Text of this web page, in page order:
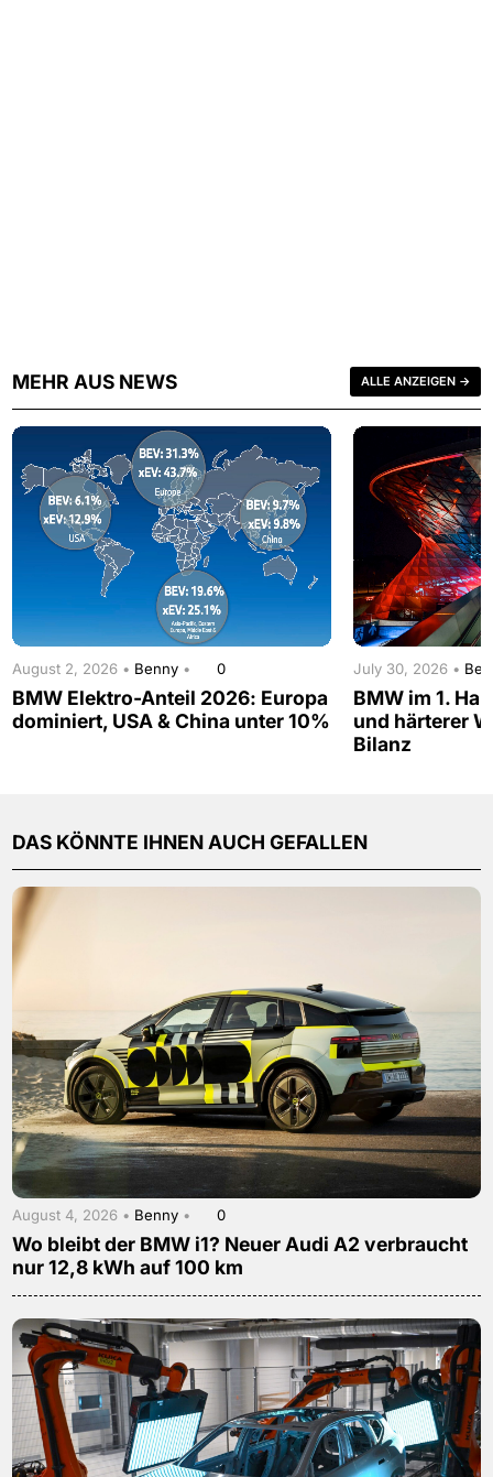
MEHR AUS NEWS ALLE ANZEIGEN →
August 2, 2026 • Benny • 0
BMW Elektro-Anteil 2026: Europa
dominiert, USA & China unter 10%
July 30, 2026 •
BMW im 1.
und härterer
Bilanz
DAS KÖNNTE IHNEN AUCH GEFALLEN
August 4, 2026 • Benny • 0
Wo bleibt der BMW i1? Neuer Audi A2 verbraucht
nur 12,8 kWh auf 100 km